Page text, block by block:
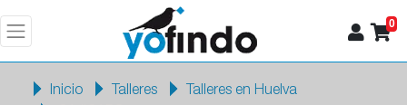
0
Inicio Talleres
Talleres en Huelva